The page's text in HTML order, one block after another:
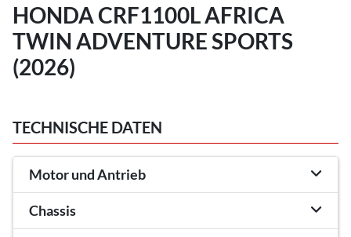
HONDA CRF1100L AFRICA
TWIN ADVENTURE SPORTS
(2026)
TECHNISCHE DATEN
Motor und Antrieb
Chassis